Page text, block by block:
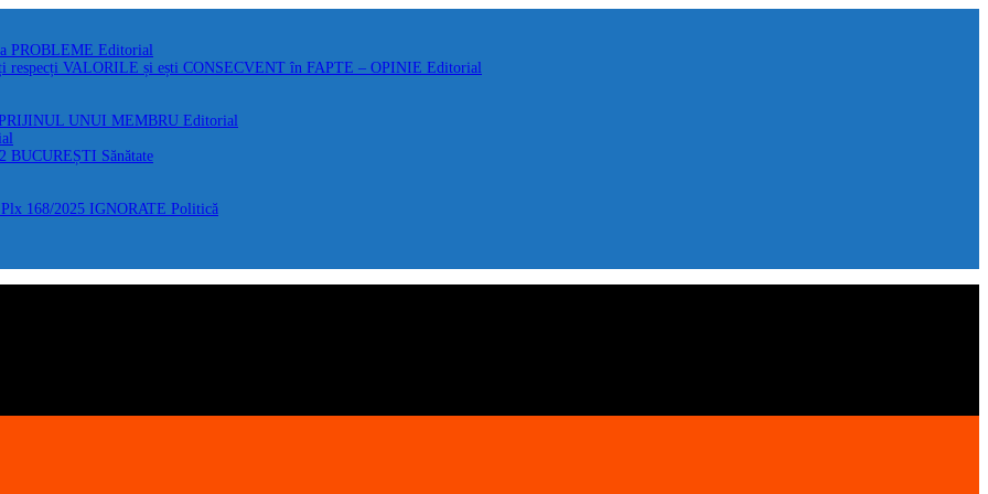
PROBLEME Editorial
VALORILE și ești CONSECVENT în FAPTE – OPINIE Editorial
UNUI MEMBRU Editorial
BUCUREȘTI Sănătate
168/2025 IGNORATE Politică